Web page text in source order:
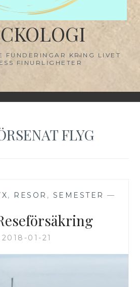
FUNDERINGAR KRING LIVET
FINURLIGHETER
FLYG
, RESOR , SEMESTER —
2018-01-21